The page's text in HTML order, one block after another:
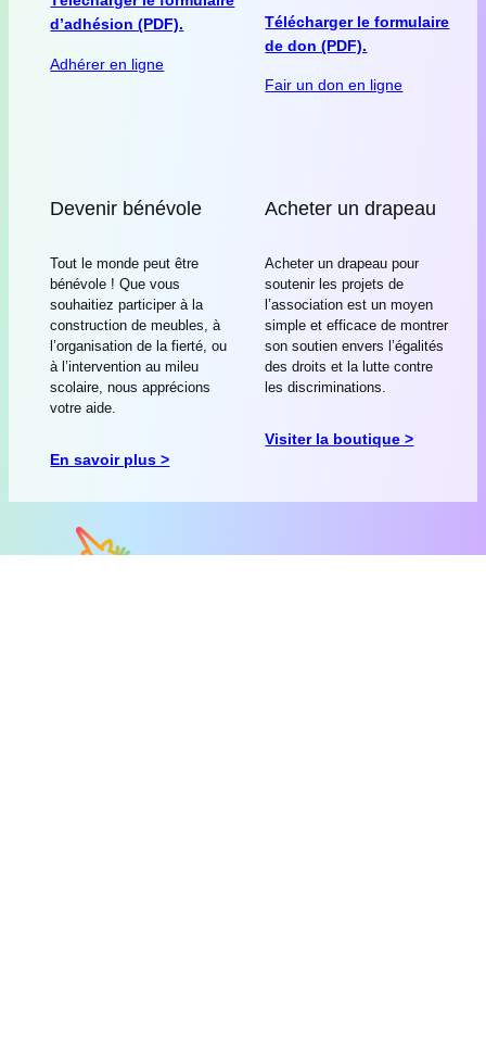
d’adhésion (PDF).
Adhérer en ligne
Télécharger le formulaire
de don (PDF).
Fair un don en ligne
Devenir bénévole
Tout le monde peut être
bénévole ! Que vous
souhaitiez participer à la
construction de meubles, à
l’organisation de la fierté, ou
à l’intervention au mileu
scolaire, nous apprécions
votre aide.
En savoir plus >
Acheter un drapeau
Acheter un drapeau pour
soutenir les projets de
l’association est un moyen
simple et efficace de montrer
son soutien envers l’égalités
des droits et la lutte contre
les discriminations.
Visiter la boutique >